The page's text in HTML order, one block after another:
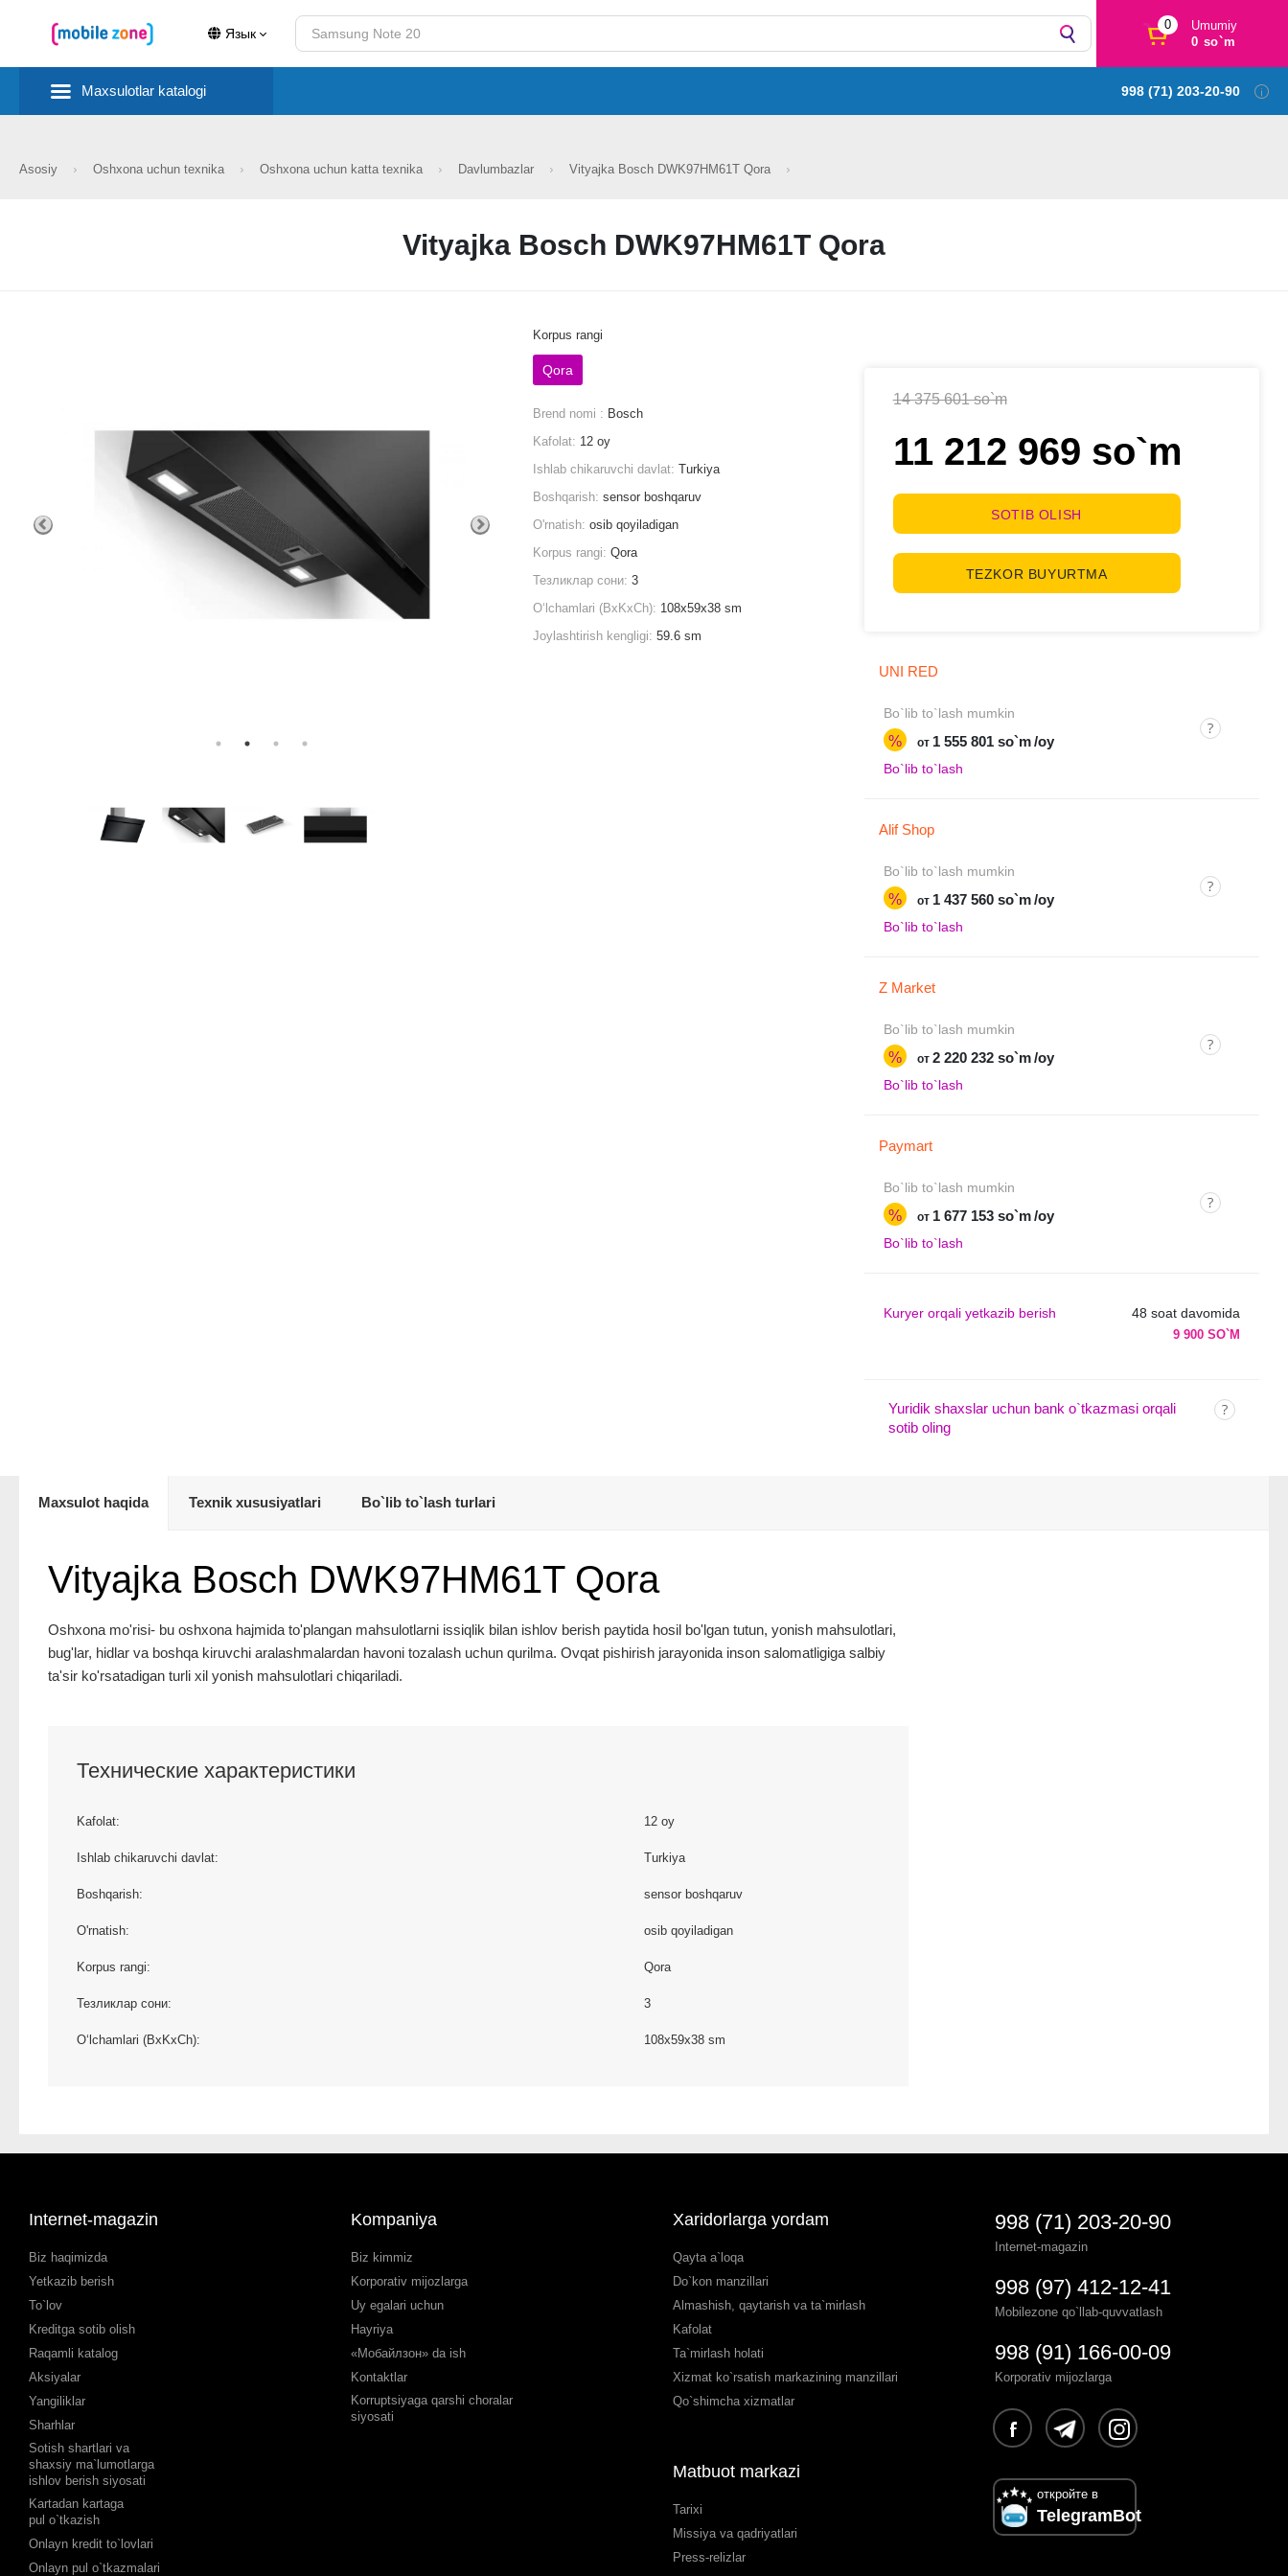
Язык
0
Umumiy
0 so`m
Maxsulotlar katalogi 998 (71) 203-20-90
Asosiy Oshxona uchun texnika Oshxona uchun katta texnika Davlumbazlar Vityajka Bosch DWK97HM61T Qora
Vityajka Bosch DWK97HM61T Qora
14 375 601 so`m
11 212 969 so`m
SOTIB OLISH
TEZKOR BUYURTMA
UNI RED
Bo`lib to`lash mumkin
% от 1 555 801 so`m /oy
Bo`lib to`lash
Alif Shop
Bo`lib to`lash mumkin
% от 1 437 560 so`m /oy
Bo`lib to`lash
Z Market
Bo`lib to`lash mumkin
% от 2 220 232 so`m /oy
Bo`lib to`lash
Paymart
Bo`lib to`lash mumkin
% от 1 677 153 so`m /oy
Bo`lib to`lash
Kuryer orqali yetkazib berish 48 soat davomida
9 900 SO`M
Yuridik shaxslar uchun bank o`tkazmasi orqali
sotib oling
Korpus rangi
Qora
Brend nomi : Bosch
Kafolat: 12 oy
Ishlab chikaruvchi davlat:Turkiya
Boshqarish:sensor boshqaruv
O'rnatish:osib qoyiladigan
Korpus rangi:Qora
Тезликлар сони:3
O‘lchamlari (BxKxCh): 108х59х38 sm
Joylashtirish kengligi:59.6 sm
Maxsulot haqida Texnik xususiyatlari Bo`lib to`lash turlari
Vityajka Bosch DWK97HM61T Qora
Oshxona mo'risi- bu oshxona hajmida to'plangan mahsulotlarni issiqlik bilan ishlov berish paytida hosil bo'lgan tutun, yonish mahsulotlari,
bug'lar, hidlar va boshqa kiruvchi aralashmalardan havoni tozalash uchun qurilma. Ovqat pishirish jarayonida inson salomatligiga salbiy
ta'sir ko'rsatadigan turli xil yonish mahsulotlari chiqariladi.
Технические характеристики
Kafolat: 12 oy
Ishlab chikaruvchi davlat: Turkiya
Boshqarish: sensor boshqaruv
O'rnatish: osib qoyiladigan
Korpus rangi: Qora
Тезликлар сони: 3
O‘lchamlari (BxKxCh): 108х59х38 sm
Internet-magazin
Biz haqimizda
Yetkazib berish
To`lov
Kreditga sotib olish
Raqamli katalog
Aksiyalar
Yangiliklar
Sharhlar
Sotish shartlari va
shaxsiy ma`lumotlarga
ishlov berish siyosati
Kartadan kartaga
pul o`tkazish
Onlayn kredit to`lovlari
Onlayn pul o`tkazmalari
Kompaniya
Biz kimmiz
Korporativ mijozlarga
Uy egalari uchun
Hayriya
«Мобайлзон» da ish
Kontaktlar
Korruptsiyaga qarshi choralar
siyosati
Xaridorlarga yordam
Qayta a`loqa
Do`kon manzillari
Almashish, qaytarish va ta`mirlash
Kafolat
Ta`mirlash holati
Xizmat ko`rsatish markazining manzillari
Qo`shimcha xizmatlar
Matbuot markazi
Tarixi
Missiya va qadriyatlari
Press-relizlar
998 (71) 203-20-90
Internet-magazin
998 (97) 412-12-41
Mobilezone qo`llab-quvvatlash
998 (91) 166-00-09
Korporativ mijozlarga
откройте в
TelegramBot